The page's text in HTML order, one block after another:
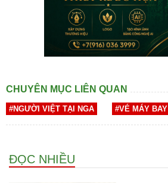
CHUYÊN MỤC LIÊN QUAN
#NGƯỜI VIỆT TẠI NGA #VÉ MÁY BAY
ĐỌC NHIỀU